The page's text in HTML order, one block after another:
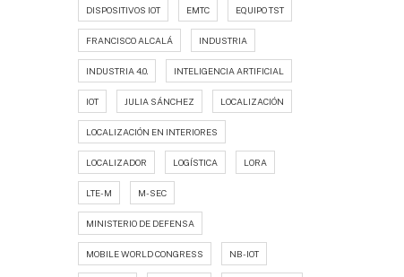
DISPOSITIVOS IOT EMTC EQUIPO TST
FRANCISCO ALCALÁ INDUSTRIA
INDUSTRIA 4.0. INTELIGENCIA ARTIFICIAL
IOT JULIA SÁNCHEZ LOCALIZACIÓN
LOCALIZACIÓN EN INTERIORES
LOCALIZADOR LOGÍSTICA LORA
LTE-M M-SEC
MINISTERIO DE DEFENSA
MOBILE WORLD CONGRESS NB-IOT